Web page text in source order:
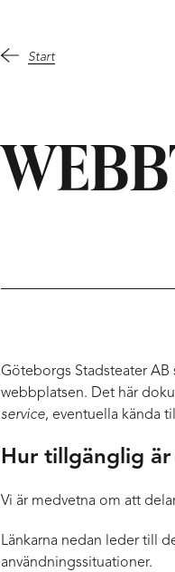
Start
Göteborgs Stadsteater AB
webbplatsen. Det här
service, eventuella kända
Hur tillgänglig
Vi är medvetna om att
Länkarna nedan leder till
användningssituationer.